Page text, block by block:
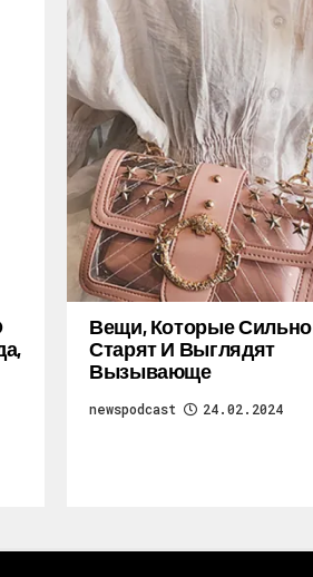
Вещи, Которые Сильно
Старят И Выглядят
Вызывающе
newspodcast 24.02.2024